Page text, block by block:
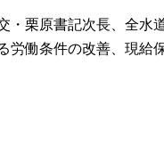
栗原書記次長、全水
働条件の改善、現給